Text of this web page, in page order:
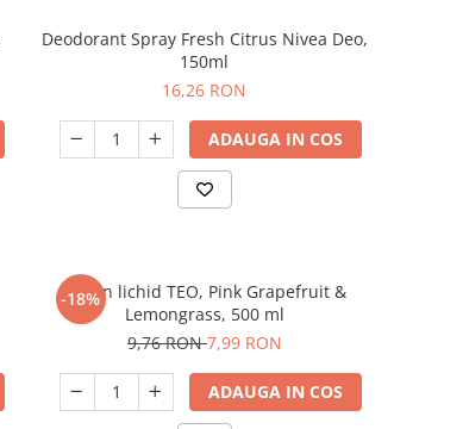
Deodorant Spray Fresh Citrus Nivea Deo,
150ml
16,26 RON
ADAUGA IN COS
-18%
Sapun lichid TEO, Pink Grapefruit &
Lemongrass, 500 ml
9,76 RON7,99 RON
ADAUGA IN COS